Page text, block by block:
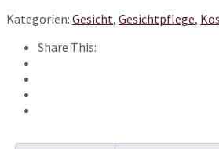
Menge
Kategorien: Gesicht, Gesichtpflege,
Share This: